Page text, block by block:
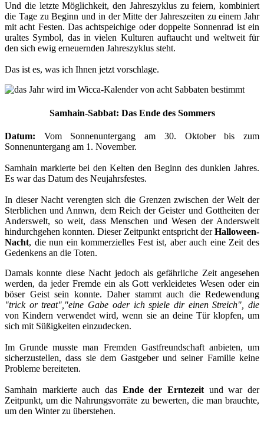
Und die letzte Möglichkeit, den Jahreszyklus zu feiern, kombiniert
die Tage zu Beginn und in der Mitte der Jahreszeiten zu einem Jahr
mit acht Festen. Das achtspeichige oder doppelte Sonnenrad ist ein
uraltes Symbol, das in vielen Kulturen auftaucht und weltweit für
den sich ewig erneuernden Jahreszyklus steht.
Das ist es, was ich Ihnen jetzt vorschlage.
Samhain-Sabbat: Das Ende des Sommers
Datum: Vom Sonnenuntergang am 30. Oktober bis zum
Sonnenuntergang am 1. November.
Samhain markierte bei den Kelten den Beginn des dunklen Jahres.
Es war das Datum des Neujahrsfestes.
In dieser Nacht verengten sich die Grenzen zwischen der Welt der
Sterblichen und Annwn, dem Reich der Geister und Gottheiten der
Anderswelt, so weit, dass Menschen und Wesen der Anderswelt
hindurchgehen konnten. Dieser Zeitpunkt entspricht derHalloween-
Nacht, die nun ein kommerzielles Fest ist, aber auch eine Zeit des
Gedenkens an die Toten.
Damals konnte diese Nacht jedoch als gefährliche Zeit angesehen
werden, da jeder Fremde ein als Gott verkleidetes Wesen oder ein
böser Geist sein konnte. Daher stammt auch die Redewendung
"trick or treat", "eine Gabe oder ich spiele dir einen Streich", die
von Kindern verwendet wird, wenn sie an deine Tür klopfen, um
sich mit Süßigkeiten einzudecken.
Im Grunde musste man Fremden Gastfreundschaft anbieten, um
sicherzustellen, dass sie dem Gastgeber und seiner Familie keine
Probleme bereiteten.
Samhain markierte auch das Ende der Erntezeit und war der
Zeitpunkt, um die Nahrungsvorräte zu bewerten, die man brauchte,
um den Winter zu überstehen.